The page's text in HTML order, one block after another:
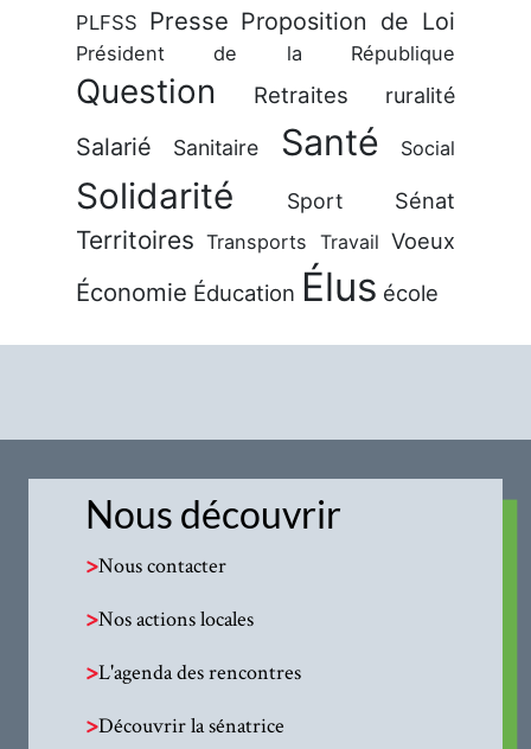
PLFSS Presse Proposition de Loi
Président de la République
Question Retraites ruralité
Salarié Sanitaire Santé Social
Solidarité Sport Sénat
Territoires Transports Travail Voeux
Économie Éducation Élus école
Nous découvrir
>Nous contacter
>Nos actions locales
>L'agenda des rencontres
>Découvrir la sénatrice